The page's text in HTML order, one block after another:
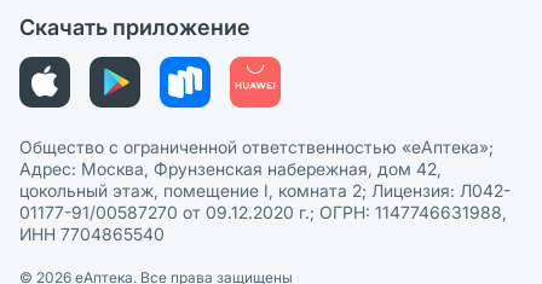
Этика и соответствие
Политика в отношении обработки персональных данных
Скачать приложение
Общество с ограниченной ответственностью «еАптека»;
Адрес: Москва, Фрунзенская набережная, дом 42,
цокольный этаж, помещение I, комната 2; Лицензия: Л042-
01177-91/00587270 от 09.12.2020 г.; ОГРН: 1147746631988,
ИНН 7704865540
© 2026 eАптека. Все права защищены